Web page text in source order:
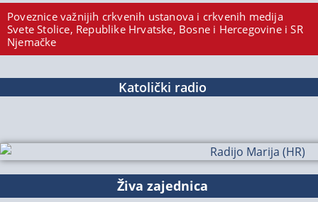
Poveznice važnijih crkvenih ustanova i crkvenih medija
Svete Stolice, Republike Hrvatske, Bosne i Hercegovine i SR
Njemačke
Katolički radio
Živa zajednica